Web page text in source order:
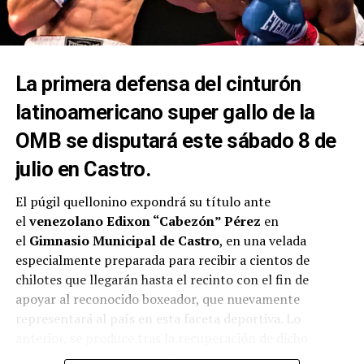
La primera defensa del cinturón
latinoamericano super gallo de la
OMB se disputará este sábado 8 de
julio en Castro.
El púgil quellonino expondrá su título ante
elvenezolano Edixon “Cabezón” Pérez en
el Gimnasio Municipal de Castro, en una velada
especialmente preparada para recibir a cientos de
chilotes que llegarán hasta el recinto con el fin de
apoyar al reconocido boxeador, que nuevamente
representará al país en esta faceta deportiva. Lo
campeonato por parte delboxeador chileno, el pasado